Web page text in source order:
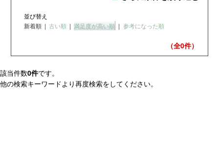
並び替え
新着順 | 古い順 | 満足度が高い順 | 参考になった順
（全0件）
該当件数0件です。
他の検索キーワードより再度検索をしてください。